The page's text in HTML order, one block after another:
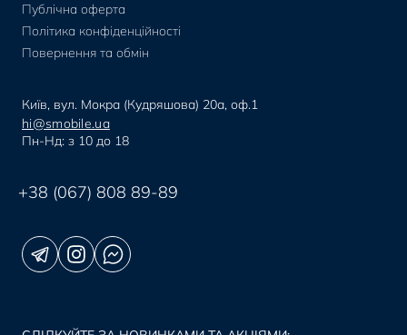
Публічна оферта
Політика конфіденційності
Повернення та обмін
Київ, вул. Мокра (Кудряшова) 20а, оф.1
hi@smobile.ua
Пн-Нд: з 10 до 18
+38 (067) 808 89-89